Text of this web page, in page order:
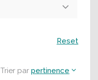
Trier par pertinence
Reset